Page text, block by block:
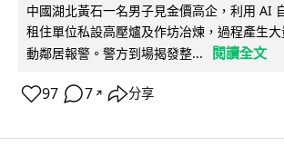
中國湖北黃石一名男子見金價高企，利用 AI
租住單位私設高壓爐及作坊冶煉，過程產生
動鄰居報警。警方到場揭發整...
閱讀全文
97 7 ↗ 分享